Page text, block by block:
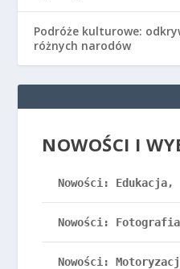
Podróże kulturowe:
różnych narodów
NOWOŚCI I
Nowości: Edukacja,
Nowości: Fotografia
Nowości: